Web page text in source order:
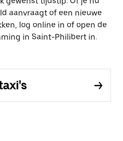
aanvraagt of een nieuwe
log online in of open de
in Saint-Philibert in.